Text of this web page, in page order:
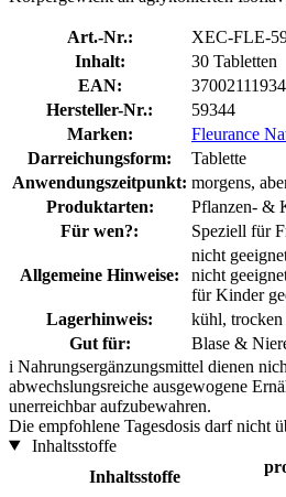
Art.-Nr.:
XEC-FLE-
Inhalt:
30 Tabletten
EAN:
Hersteller-Nr.:
59344
Marken:
Fleurance
Darreichungsform:
Tablette
Anwendungszeitpunkt: morgens,
Produktarten:
Pflanzen- &
Für wen?:
Speziell für
Allgemeine Hinweise:
nicht
nicht
für Kinder
Lagerhinweis:
kühl, trocken
Gut für:
Blase &
i Nahrungsergänzungsmittel dienen
abwechslungsreiche ausgewogene
unerreichbar aufzubewahren.
Die empfohlene Tagesdosis darf nicht
Inhaltsstoffe
Inhaltsstoffe